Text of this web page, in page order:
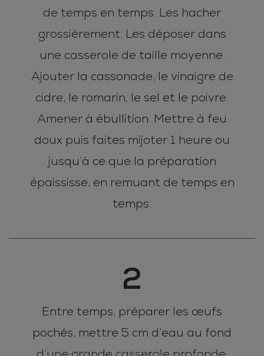
de temps en temps. Les hacher
grossièrement. Les déposer dans
une casserole de taille moyenne.
Ajouter la cassonade, le vinaigre de
cidre, le romarin, le sel et le poivre.
Amener à ébullition. Mettre à feu
doux puis faites mijoter 1 heure ou
jusqu’à ce que la préparation
épaississe, en remuant de temps en
temps.
2
Entre temps, préparer les œufs
pochés, mettre 5 cm d’eau au fond